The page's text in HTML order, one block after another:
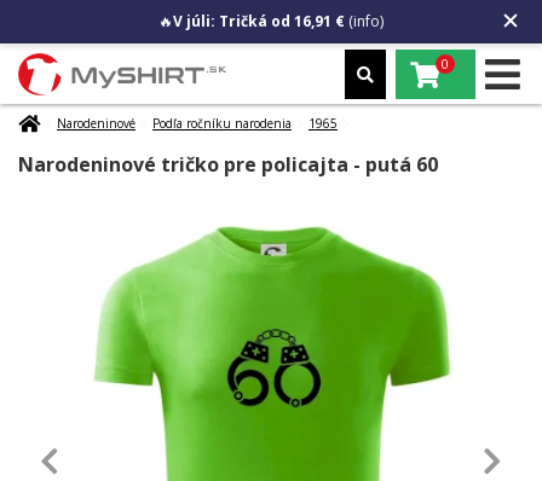
🔥V júli: Tričká od 16,91 € (info)
0
Narodeninové Podľa ročníku narodenia 1965
Narodeninové tričko pre policajta - putá 60